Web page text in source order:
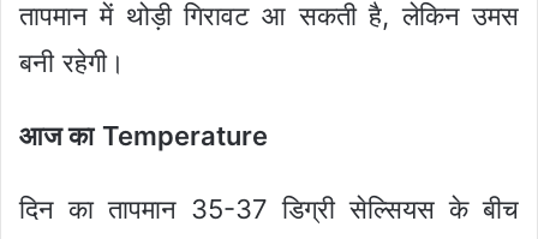
तापमान में थोड़ी गिरावट आ सकती है, लेकिन उमस
बनी रहेगी।
आज का Temperature
दिन का तापमान 35-37 डिग्री सेल्सियस के बीच